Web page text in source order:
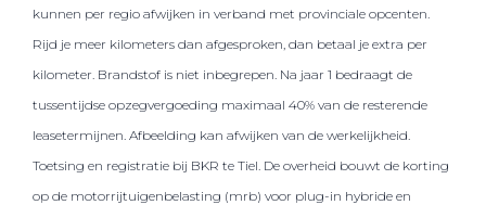
kunnen per regio afwijken in verband met provinciale opcenten.
Rijd je meer kilometers dan afgesproken, dan betaal je extra per
kilometer. Brandstof is niet inbegrepen. Na jaar 1 bedraagt de
tussentijdse opzegvergoeding maximaal 40% van de resterende
leasetermijnen. Afbeelding kan afwijken van de werkelijkheid.
Toetsing en registratie bij BKR te Tiel. De overheid bouwt de korting
op de motorrijtuigenbelasting (mrb) voor plug-in hybride en